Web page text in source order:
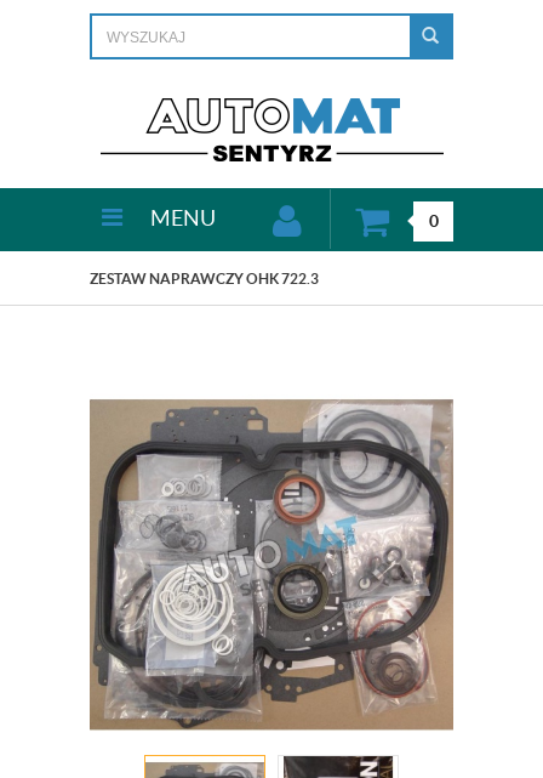
MENU 0
ZESTAW NAPRAWCZY OHK 722.3